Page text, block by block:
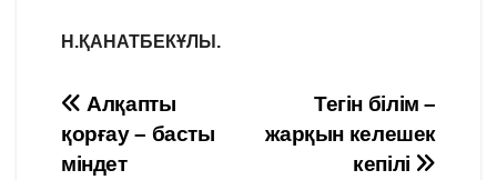
Н.ҚАНАТБЕКҰЛЫ.
Навигация
по
Тегін білім –
жарқын келешек
кепілі
Алқапты
қорғау – басты
міндет